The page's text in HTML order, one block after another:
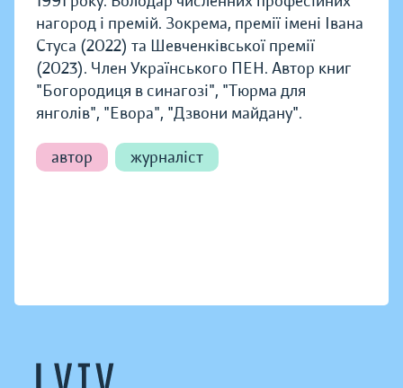
нагород і премій. Зокрема, премії імені Івана
Стуса (2022) та Шевченківської премії
(2023). Член Українського ПЕН. Автор книг
"Богородиця в синагозі", "Тюрма для
янголів", "Евора", "Дзвони майдану".
автор журналіст